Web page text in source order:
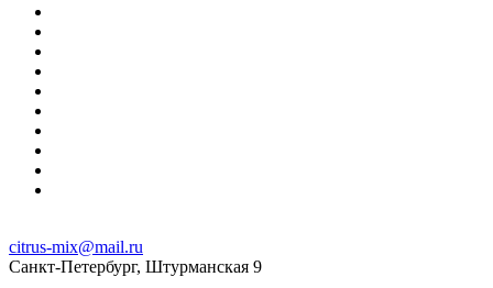
citrus-mix@mail.ru
Санкт-Петербург, Штурманская 9